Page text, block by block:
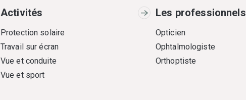
Activités
Protection solaire
Travail sur écran
Vue et conduite
Vue et sport
Les professionnels
Opticien
Ophtalmologiste
Orthoptiste